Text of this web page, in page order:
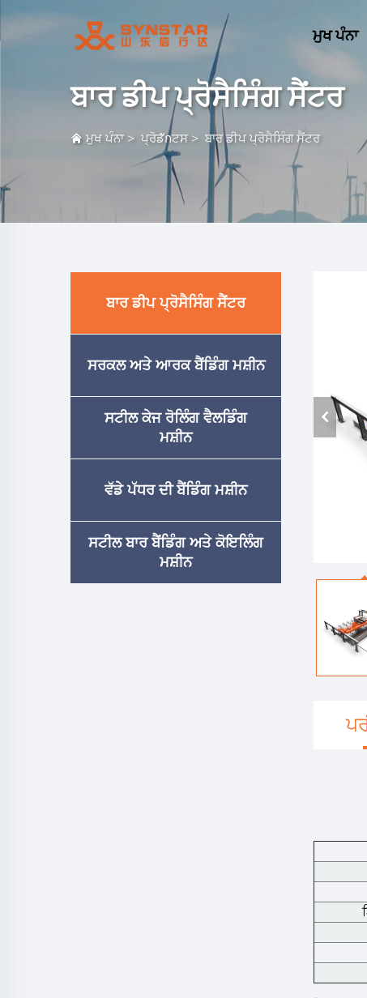
ਮੁਖ ਪੰਨਾ
ਬਾਰ ਡੀਪ ਪ੍ਰੋਸੈਸਿੰਗ ਸੈਂਟਰ
ਮੁਖ ਪੰਨਾ> ਪ੍ਰੋਡักਟਸ> ਬਾਰ ਡੀਪ ਪ੍ਰੋਸੈਸਿੰਗ ਸੈਂਟਰ
ਬਾਰ ਡੀਪ ਪ੍ਰੋਸੈਸਿੰਗ ਸੈਂਟਰ
ਸਰਕਲ ਅਤੇ ਆਰਕ ਬੈਂਡਿੰਗ ਮਸ਼ੀਨ
ਸਟੀਲ ਕੇਜ ਰੋਲਿੰਗ ਵੈਲਡਿੰਗ
ਮਸ਼ੀਨ
ਵੱਡੇ ਪੱਧਰ ਦੀ ਬੈਂਡਿੰਗ ਮਸ਼ੀਨ
ਸਟੀਲ ਬਾਰ ਬੈਂਡਿੰਗ ਅਤੇ ਕੋਇਲਿੰਗ
ਮਸ਼ੀਨ